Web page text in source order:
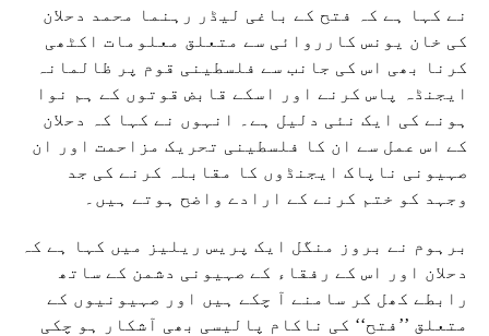
نے کہا ہے کہ فتح کے باغی لیڈر رہنما محمد دحلان
کی خان یونس کارروائی سے متعلق معلومات اکٹھی
کرنا بھی اس کی جانب سے فلسطینی قوم پر ظالمانہ
ایجنڈہ پاس کرنے اور اسکے قابض قوتوں کے ہم نوا
ہونے کی ایک نئی دلیل ہے۔ انہوں نے کہا کہ دحلان
کے اس عمل سے ان کا فلسطینی تحریک مزاحمت اور ان
صہیونی ناپاک ایجنڈوں کا مقابلہ کرنے کی جد
وجہد کو ختم کرنے کے ارادے واضح ہوتے ہیں۔
برہوم نے بروز منگل ایک پریس ریلیز میں کہا ہے کہ
دحلان اور اس کے رفقاء کے صہیونی دشمن کے ساتھ
رابطے کھل کر سامنے آ چکے ہیں اور صہیونیوں کے
متعلق ’’فتح‘‘ کی ناکام پالیسی بھی آشکار ہو چکی